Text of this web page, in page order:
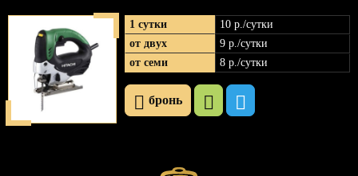
1 сутки 10 р./сутки
от двух
9 р./сутки
от семи
8 р./сутки
бронь